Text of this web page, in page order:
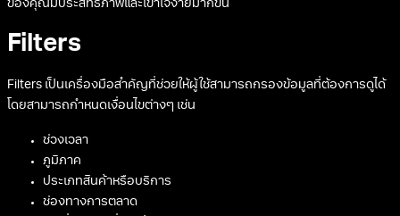
ของคุณมีประสิทธิภาพและเข้าใจง่ายมากขึ้น
Filters
Filters เป็นเครื่องมือสำคัญที่ช่วยให้ผู้ใช้สามารถกรองข้อมูลที่ต้องการดูได้
โดยสามารถกำหนดเงื่อนไขต่างๆ เช่น
ช่วงเวลา
ภูมิภาค
ประเภทสินค้าหรือบริการ
ช่องทางการตลาด